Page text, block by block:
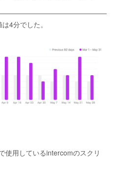
4分でした。
使用しているintercomのスクリ